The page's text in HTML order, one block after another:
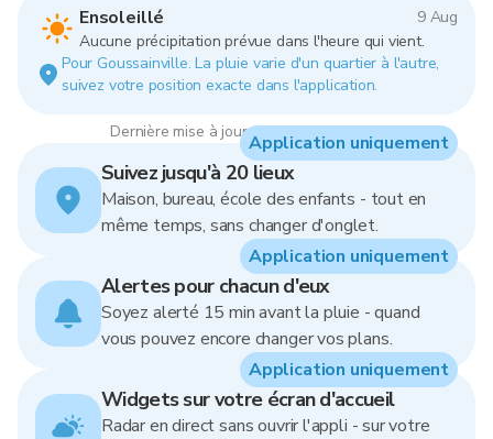
Ensoleillé
9 Aug
Aucune précipitation prévue dans l'heure qui vient.
Pour Goussainville. La pluie varie d'un quartier à l'autre,
suivez votre position exacte dans l'application.
Dernière mise à jour : 07:00, 9 Aug 2026
Suivez jusqu'à 20 lieux
Maison, bureau, école des enfants - tout en
même temps, sans changer d'onglet.
Application uniquement
Alertes pour chacun d'eux
Soyez alerté 15 min avant la pluie - quand
vous pouvez encore changer vos plans.
Application uniquement
Widgets sur votre écran d'accueil
Radar en direct sans ouvrir l'appli - sur votre
Application uniquement